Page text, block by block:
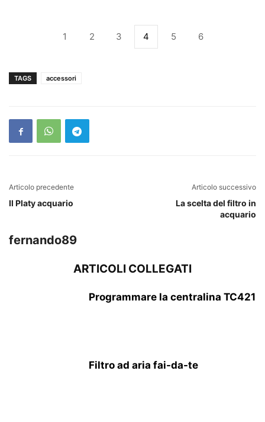
1 2 3 4 5 6
TAGS accessori
Articolo precedente
Il Platy acquario
Articolo successivo
La scelta del filtro in
acquario
fernando89
ARTICOLI COLLEGATI
Programmare la centralina TC421
Filtro ad aria fai-da-te